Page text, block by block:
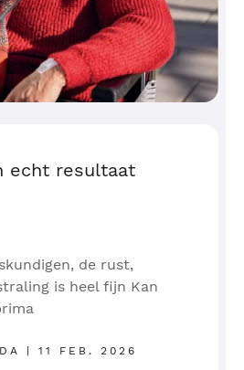
echt resultaat
de rust,
is heel fijn Kan
| 11 FEB. 2026